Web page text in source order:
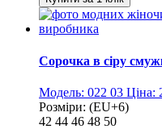
Сорочка в сіру
Модель: 022 03 Ціна:
Розміри: (EU+6)
42 44 46 48 50